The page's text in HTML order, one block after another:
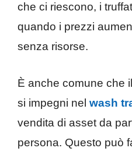
che ci riescono, i
quando i prezzi
senza risorse.
È anche comune che
si impegni nel wash
vendita di asset da
persona. Questo può